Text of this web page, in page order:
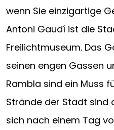
wenn Sie einzigartige
Antoni Gaudí ist die
Freilichtmuseum. Das
seinen engen Gassen
Rambla sind ein Muss
Strände der Stadt sind
sich nach einem Tag